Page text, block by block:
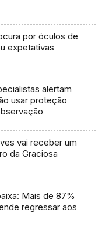
por óculos de
expetativas
alertam
usar proteção
vai receber um
da Graciosa
Mais de 87%
regressar aos